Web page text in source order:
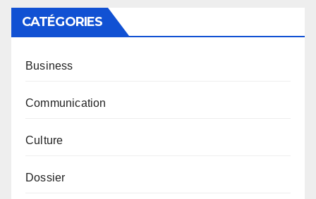
CATÉGORIES
Business
Communication
Culture
Dossier